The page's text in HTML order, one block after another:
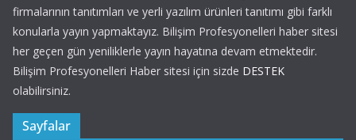
firmalarının tanıtımları ve yerli yazılım ürünleri tanıtımı gibi farklı
konularla yayın yapmaktayız. Bilişim Profesyonelleri haber sitesi
her geçen gün yeniliklerle yayın hayatına devam etmektedir.
Bilişim Profesyonelleri Haber sitesi için sizde DESTEK
olabilirsiniz.
Sayfalar